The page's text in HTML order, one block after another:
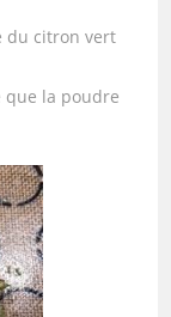
du citron vert
que la poudre